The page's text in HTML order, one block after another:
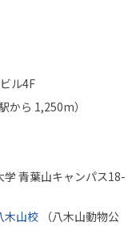
ル4F
から 1,250m）
青葉山キャンパス18-
木山校
（八木山動物公